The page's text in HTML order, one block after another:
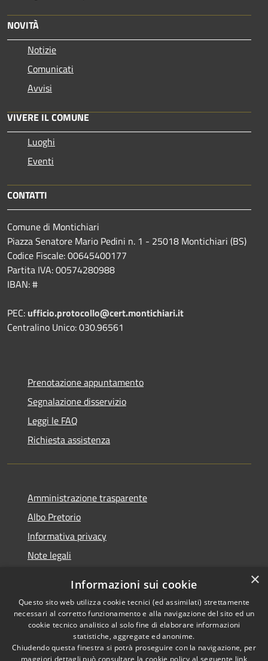
NOVITÀ
Notizie
Comunicati
Avvisi
VIVERE IL COMUNE
Luoghi
Eventi
CONTATTI
Comune di Montichiari
Piazza Senatore Mario Pedini n. 1 - 25018 Montichiari (BS)
Codice Fiscale: 00645400177
Partita IVA: 00574280988
IBAN: #
PEC: ufficio.protocollo@cert.montichiari.it
Centralino Unico: 030.96561
Prenotazione appuntamento
Segnalazione disservizio
Leggi le FAQ
Richiesta assistenza
Amministrazione trasparente
Albo Pretorio
Informativa privacy
Note legali
Whisteblowing
RSS
Copyright © 2026 • Comune di
×
Informazioni sui cookie
Questo sito web utilizza cookie tecnici (ed assimilati) strettamente
necessari al corretto funzionamento e alla navigazione del sito ed un
cookie tecnico analitico al solo fine di elaborare informazioni
statistiche, aggregate ed anonime.
Chiudendo questa finestra si potrà proseguire con la navigazione, per
maggiori dettagli può consultare la cookie policy al seguente link